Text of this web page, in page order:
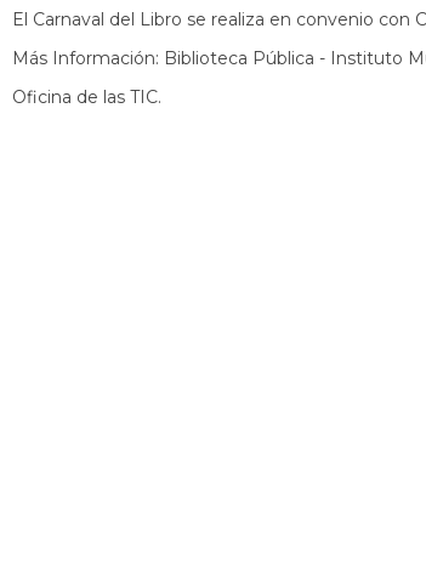
El Carnaval del Libro se realiza en convenio con
Más Información: Biblioteca Pública - Instituto
Oficina de las TIC.